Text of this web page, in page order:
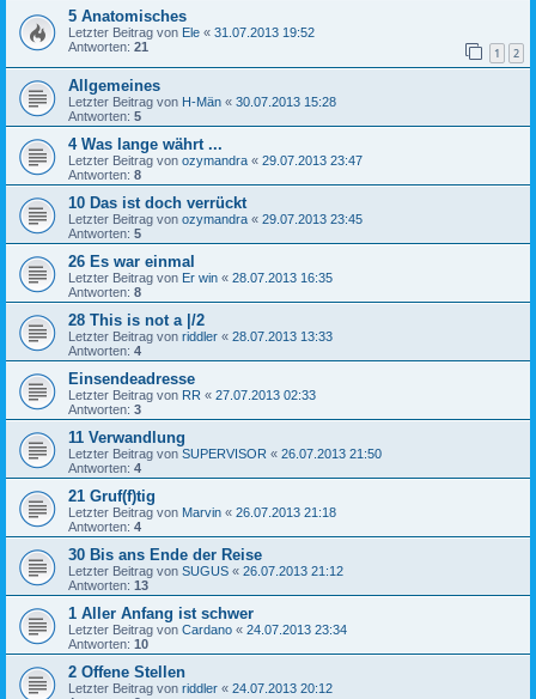
5 Anatomisches
Letzter Beitrag von Ele « 31.07.2013 19:52
Antworten: 21 1 2
Allgemeines
Letzter Beitrag von H-Män « 30.07.2013 15:28
Antworten: 5
4 Was lange währt ...
Letzter Beitrag von ozymandra « 29.07.2013 23:47
Antworten: 8
10 Das ist doch verrückt
Letzter Beitrag von ozymandra « 29.07.2013 23:45
Antworten: 5
26 Es war einmal
Letzter Beitrag von Er win « 28.07.2013 16:35
Antworten: 8
28 This is not a |/2
Letzter Beitrag von riddler « 28.07.2013 13:33
Antworten: 4
Einsendeadresse
Letzter Beitrag von RR « 27.07.2013 02:33
Antworten: 3
11 Verwandlung
Letzter Beitrag von SUPERVISOR « 26.07.2013 21:50
Antworten: 4
21 Gruf(f)tig
Letzter Beitrag von Marvin « 26.07.2013 21:18
Antworten: 4
30 Bis ans Ende der Reise
Letzter Beitrag von SUGUS « 26.07.2013 21:12
Antworten: 13
1 Aller Anfang ist schwer
Letzter Beitrag von Cardano « 24.07.2013 23:34
Antworten: 10
2 Offene Stellen
Letzter Beitrag von riddler « 24.07.2013 20:12